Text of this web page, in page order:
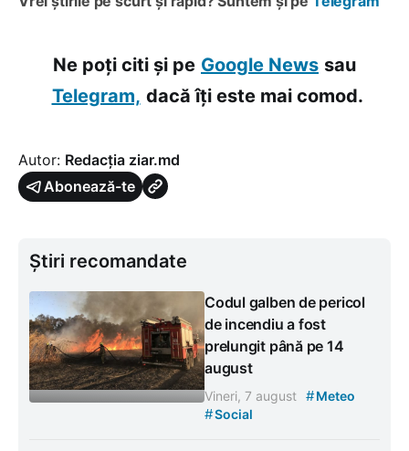
Ne poți citi și pe Google News sau
Telegram, dacă îți este mai comod.
Autor: Redacția ziar.md
Abonează-te
Știri recomandate
Codul galben de pericol
de incendiu a fost
prelungit până pe 14
august
Vineri, 7 august #Meteo
#Social